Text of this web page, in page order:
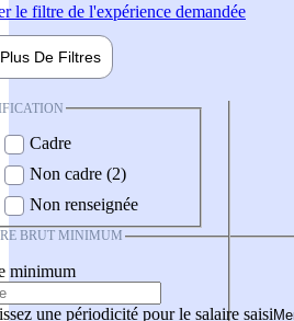
le filtre de l'expérience demandée
Plus De Filtres
Cadre
Non cadre (2)
Non renseignée
BRUT MINIMUM
minimum
une périodicité pour le salaire saisi